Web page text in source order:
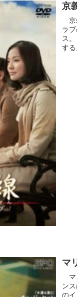
京
京
ラ
ス
す
マ
マ
ン
の